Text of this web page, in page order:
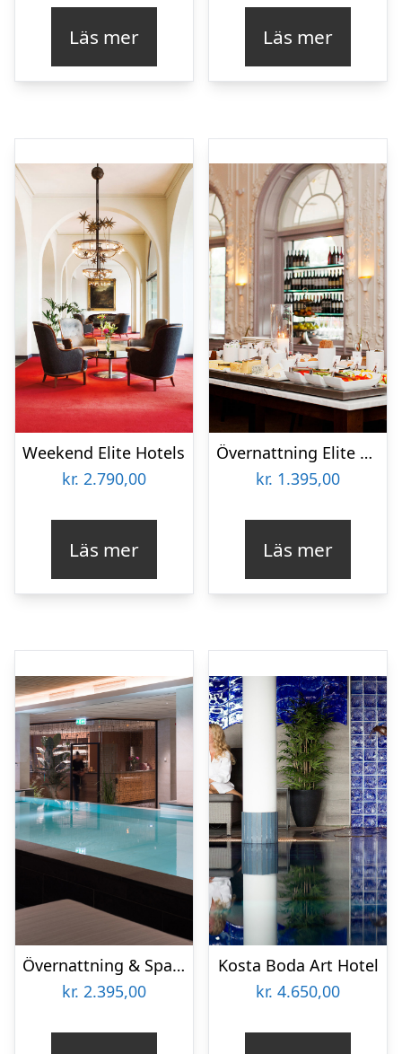
Läs mer Läs mer
Weekend Elite Hotels
kr. 2.790,00
Läs mer
Övernattning Elite Hotels
kr. 1.395,00
Läs mer
Övernattning & Spa Elite Hotel Brage
kr. 2.395,00
Kosta Boda Art Hotel
kr. 4.650,00